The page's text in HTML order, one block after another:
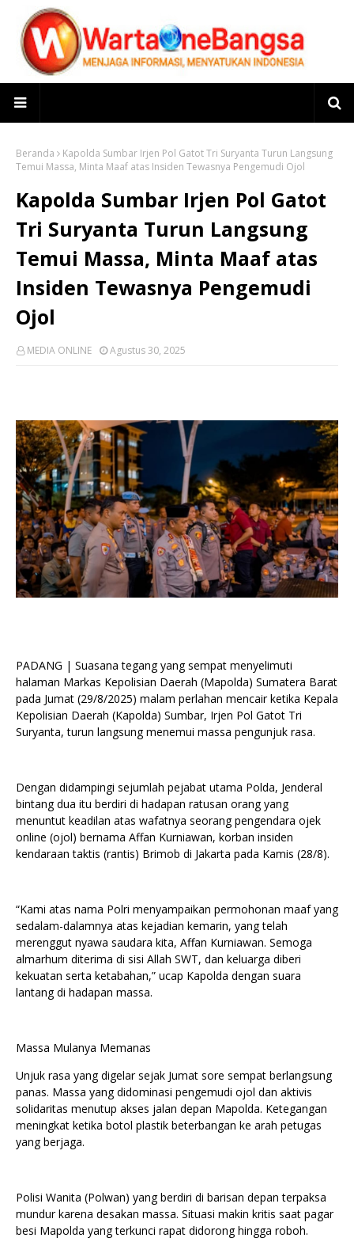
Beranda
Kapolda Sumbar Irjen Pol Gatot Tri Suryanta Turun Langsung
Temui Massa, Minta Maaf atas Insiden Tewasnya Pengemudi Ojol
Kapolda Sumbar Irjen Pol Gatot
Tri Suryanta Turun Langsung
Temui Massa, Minta Maaf atas
Insiden Tewasnya Pengemudi
Ojol
MEDIA ONLINE Agustus 30, 2025
PADANG | Suasana tegang yang sempat menyelimuti
halaman Markas Kepolisian Daerah (Mapolda) Sumatera Barat
pada Jumat (29/8/2025) malam perlahan mencair ketika Kepala
Kepolisian Daerah (Kapolda) Sumbar, Irjen Pol Gatot Tri
Suryanta, turun langsung menemui massa pengunjuk rasa.
Dengan didampingi sejumlah pejabat utama Polda, Jenderal
bintang dua itu berdiri di hadapan ratusan orang yang
menuntut keadilan atas wafatnya seorang pengendara ojek
online (ojol) bernama Affan Kurniawan, korban insiden
kendaraan taktis (rantis) Brimob di Jakarta pada Kamis (28/8).
“Kami atas nama Polri menyampaikan permohonan maaf yang
sedalam-dalamnya atas kejadian kemarin, yang telah
merenggut nyawa saudara kita, Affan Kurniawan. Semoga
almarhum diterima di sisi Allah SWT, dan keluarga diberi
kekuatan serta ketabahan,” ucap Kapolda dengan suara
lantang di hadapan massa.
Massa Mulanya Memanas
Unjuk rasa yang digelar sejak Jumat sore sempat berlangsung
panas. Massa yang didominasi pengemudi ojol dan aktivis
solidaritas menutup akses jalan depan Mapolda. Ketegangan
meningkat ketika botol plastik beterbangan ke arah petugas
yang berjaga.
Polisi Wanita (Polwan) yang berdiri di barisan depan terpaksa
mundur karena desakan massa. Situasi makin kritis saat pagar
besi Mapolda yang terkunci rapat didorong hingga roboh.